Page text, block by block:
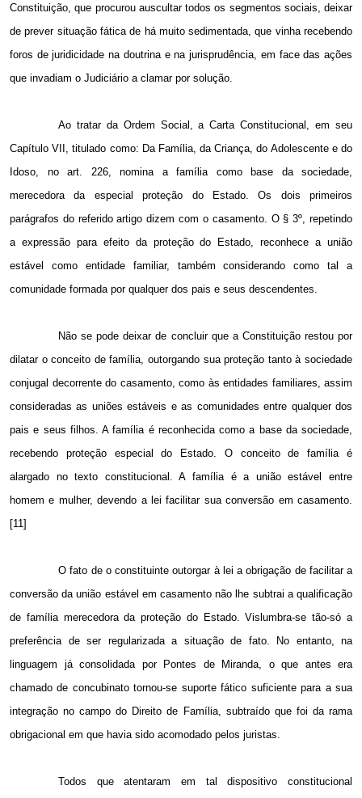
Constituição, que procurou auscultar todos os segmentos sociais, deixar
de prever situação fática de há muito sedimentada, que vinha recebendo
foros de juridicidade na doutrina e na jurisprudência, em face das ações
que invadiam o Judiciário a clamar por solução.
Ao tratar da Ordem Social, a Carta Constitucional, em seu
Capítulo VII, titulado como: Da Família, da Criança, do Adolescente e do
Idoso, no art. 226, nomina a família como base da sociedade,
merecedora da especial proteção do Estado. Os dois primeiros
parágrafos do referido artigo dizem com o casamento. O § 3º, repetindo
a expressão para efeito da proteção do Estado, reconhece a união
estável como entidade familiar, também considerando como tal a
comunidade formada por qualquer dos pais e seus descendentes.
Não se pode deixar de concluir que a Constituição restou por
dilatar o conceito de família, outorgando sua proteção tanto à sociedade
conjugal decorrente do casamento, como às entidades familiares, assim
consideradas as uniões estáveis e as comunidades entre qualquer dos
pais e seus filhos. A família é reconhecida como a base da sociedade,
recebendo proteção especial do Estado. O conceito de família é
alargado no texto constitucional. A família é a união estável entre
homem e mulher, devendo a lei facilitar sua conversão em casamento.
[11]
O fato de o constituinte outorgar à lei a obrigação de facilitar a
conversão da união estável em casamento não lhe subtrai a qualificação
de família merecedora da proteção do Estado. Vislumbra-se tão-só a
preferência de ser regularizada a situação de fato. No entanto, na
linguagem já consolidada por Pontes de Miranda, o que antes era
chamado de concubinato tornou-se suporte fático suficiente para a sua
integração no campo do Direito de Família, subtraído que foi da rama
obrigacional em que havia sido acomodado pelos juristas.
Todos que atentaram em tal dispositivo constitucional